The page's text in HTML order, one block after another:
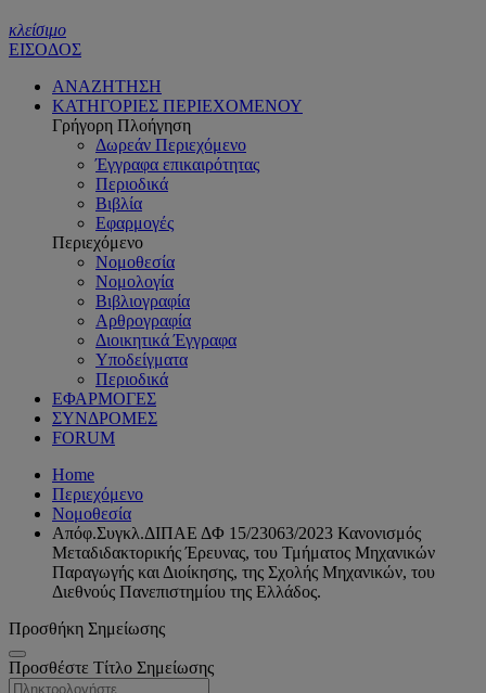
κλείσιμο
ΕΙΣΟΔΟΣ
ΑΝΑΖΗΤΗΣΗ
ΚΑΤΗΓΟΡΙΕΣ ΠΕΡΙΕΧΟΜΕΝΟΥ
Γρήγορη Πλοήγηση
Δωρεάν Περιεχόμενο
Έγγραφα επικαιρότητας
Περιοδικά
Βιβλία
Εφαρμογές
Περιεχόμενο
Νομοθεσία
Νομολογία
Βιβλιογραφία
Αρθρογραφία
Διοικητικά Έγγραφα
Υποδείγματα
Περιοδικά
ΕΦΑΡΜΟΓΕΣ
ΣΥΝΔΡΟΜΕΣ
FORUM
Home
Περιεχόμενο
Νομοθεσία
Απόφ.Συγκλ.ΔΙΠΑΕ ΔΦ 15/23063/2023 Κανονισμός
Μεταδιδακτορικής Έρευνας, του Τμήματος Μηχανικών
Παραγωγής και Διοίκησης, της Σχολής Μηχανικών, του
Διεθνούς Πανεπιστημίου της Ελλάδος.
Προσθήκη Σημείωσης
Προσθέστε Τίτλο Σημείωσης